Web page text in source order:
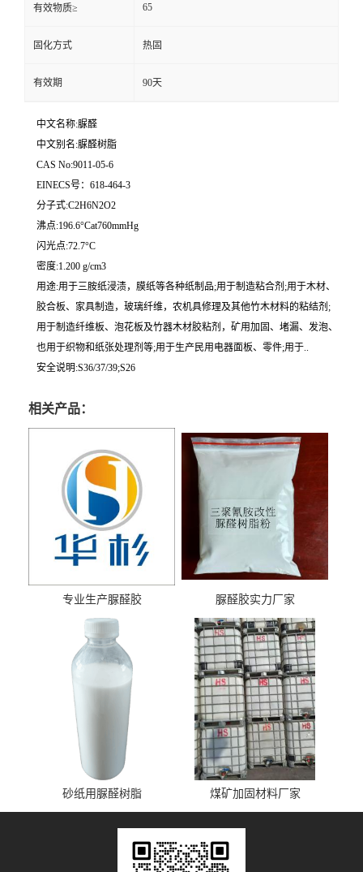
有效物质≥ 65
固化方式 热固
有效期 90天
中文名称:脲醛
中文别名:脲醛树脂
CAS No:9011-05-6
EINECS号：618-464-3
分子式:C2H6N2O2
沸点:196.6°Cat760mmHg
闪光点:72.7°C
密度:1.200 g/cm3
用途:用于三胺纸浸渍，膜纸等各种纸制品;用于制造粘合剂;用于木材、
胶合板、家具制造，玻璃纤维，农机具修理及其他竹木材料的粘结剂;
用于制造纤维板、泡花板及竹器木材胶粘剂，矿用加固、堵漏、发泡、
也用于织物和纸张处理剂等;用于生产民用电器面板、零件;用于..
安全说明:S36/37/39;S26
相关产品：
专业生产脲醛胶 脲醛胶实力厂家
砂纸用脲醛树脂 煤矿加固材料厂家